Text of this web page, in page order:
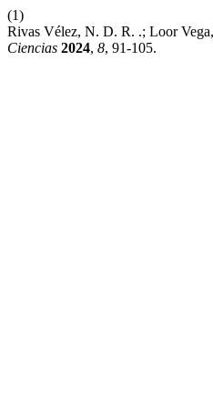
(1)
Rivas Vélez, N. D. R. .; Loor
Ciencias 2024, 8, 91-105.